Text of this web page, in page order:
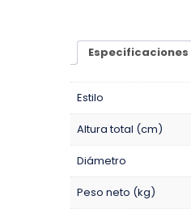
Especificaciones
Estilo
Altura total (cm)
Diámetro
Peso neto (kg)